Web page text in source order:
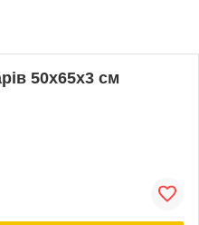
50х65х3 см